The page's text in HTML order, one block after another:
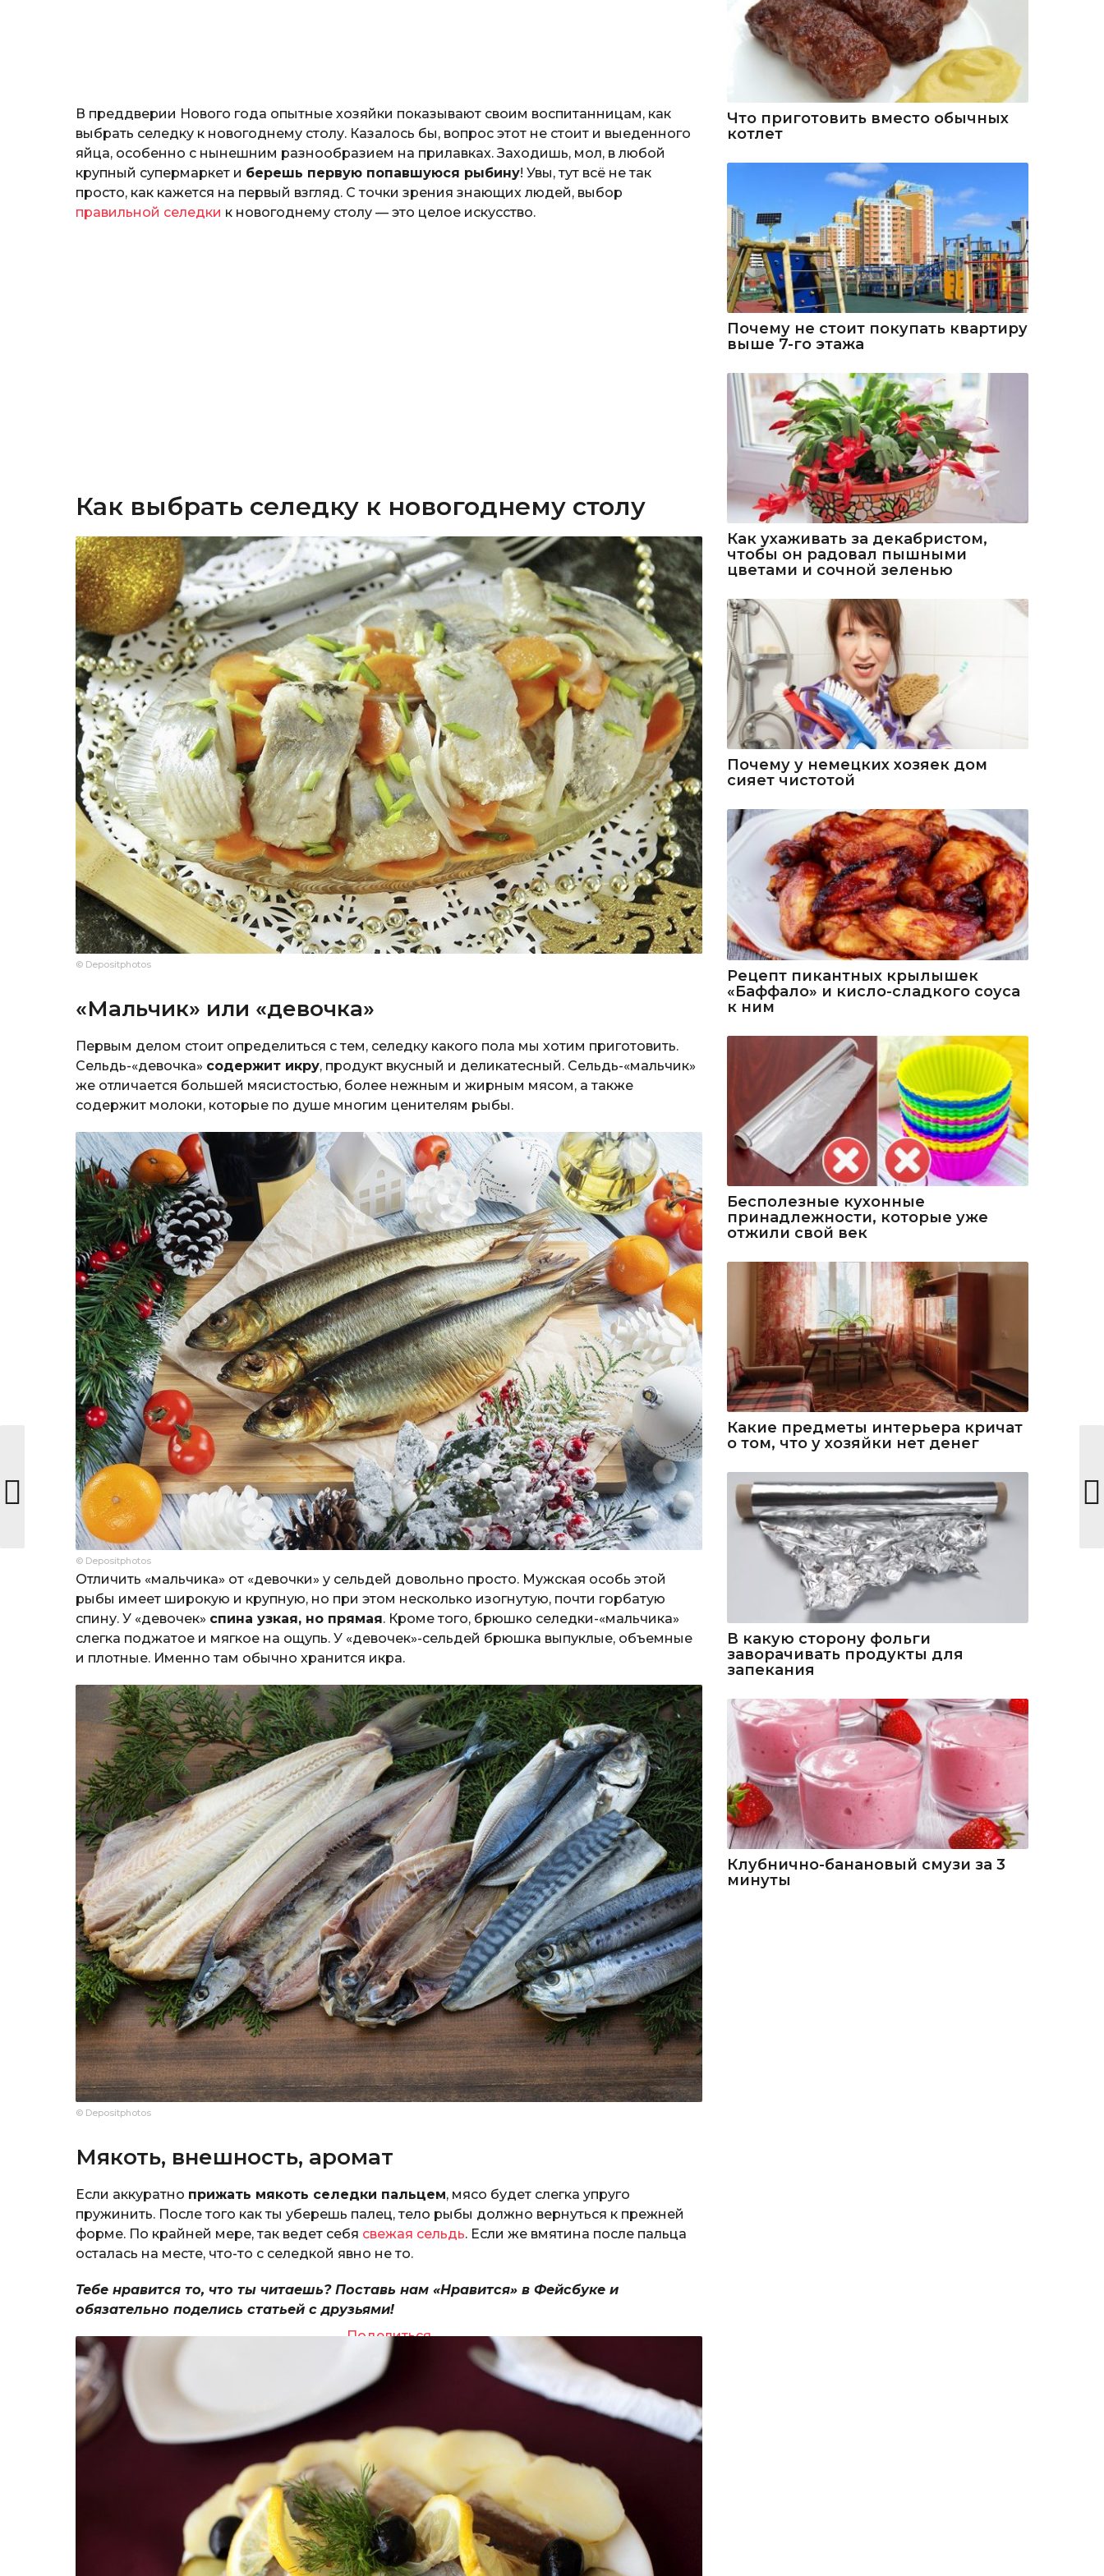
В преддверии Нового года опытные хозяйки показывают своим воспитанницам, как
выбрать селедку к новогоднему столу. Казалось бы, вопрос этот не стоит и выеденного
яйца, особенно с нынешним разнообразием на прилавках. Заходишь, мол, в любой
крупный супермаркет и берешь первую попавшуюся рыбину! Увы, тут всё не так
просто, как кажется на первый взгляд. С точки зрения знающих людей, выбор
правильной селедки к новогоднему столу — это целое искусство.
Как выбрать селедку к новогоднему столу
© Depositphotos
«Мальчик» или «девочка»
Первым делом стоит определиться с тем, селедку какого пола мы хотим приготовить.
Сельдь-«девочка» содержит икру, продукт вкусный и деликатесный. Сельдь-«мальчик»
же отличается большей мясистостью, более нежным и жирным мясом, а также
содержит молоки, которые по душе многим ценителям рыбы.
© Depositphotos
Отличить «мальчика» от «девочки» у сельдей довольно просто. Мужская особь этой
рыбы имеет широкую и крупную, но при этом несколько изогнутую, почти горбатую
спину. У «девочек» спина узкая, но прямая. Кроме того, брюшко селедки-«мальчика»
слегка поджатое и мягкое на ощупь. У «девочек»-сельдей брюшка выпуклые, объемные
и плотные. Именно там обычно хранится икра.
© Depositphotos
Мякоть, внешность, аромат
Если аккуратно прижать мякоть селедки пальцем, мясо будет слегка упруго
пружинить. После того как ты уберешь палец, тело рыбы должно вернуться к прежней
форме. По крайней мере, так ведет себя свежая сельдь. Если же вмятина после пальца
осталась на месте, что-то с селедкой явно не то.
Тебе нравится то, что ты читаешь? Поставь нам «Нравится» в Фейсбуке и
обязательно поделись статьей с друзьями!
Поделиться
Что приготовить вместо обычных
котлет
Почему не стоит покупать квартиру
выше 7-го этажа
Как ухаживать за декабристом,
чтобы он радовал пышными
цветами и сочной зеленью
Почему у немецких хозяек дом
сияет чистотой
Рецепт пикантных крылышек
«Баффало» и кисло-сладкого соуса
к ним
Бесполезные кухонные
принадлежности, которые уже
отжили свой век
Какие предметы интерьера кричат
о том, что у хозяйки нет денег
В какую сторону фольги
заворачивать продукты для
запекания
Клубнично-банановый смузи за 3
минуты